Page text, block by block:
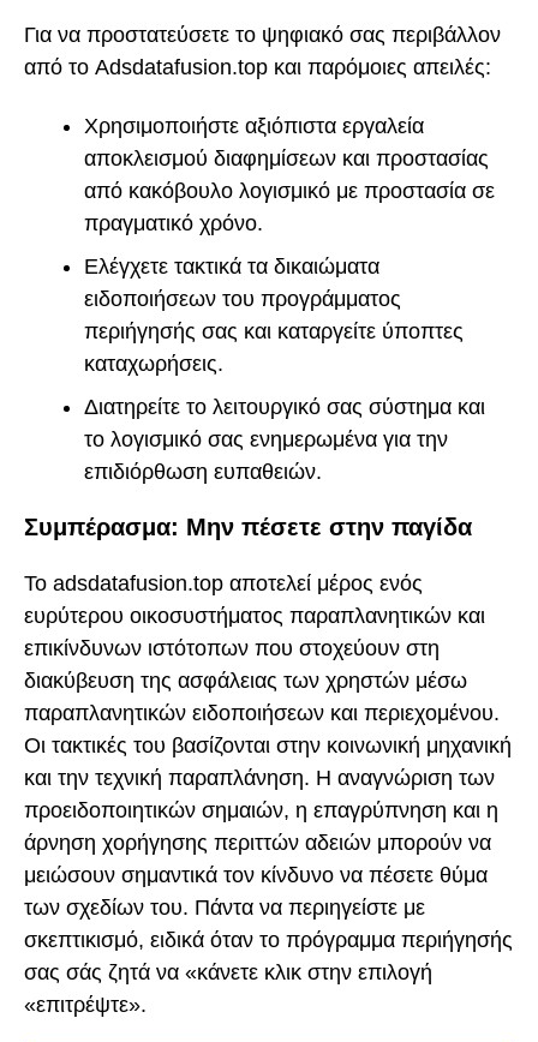
Για να προστατεύσετε το ψηφιακό σας περιβάλλον
από το Adsdatafusion.top και παρόμοιες απειλές:
Χρησιμοποιήστε αξιόπιστα εργαλεία
αποκλεισμού διαφημίσεων και προστασίας
από κακόβουλο λογισμικό με προστασία σε
πραγματικό χρόνο.
Ελέγχετε τακτικά τα δικαιώματα
ειδοποιήσεων του προγράμματος
περιήγησής σας και καταργείτε ύποπτες
καταχωρήσεις.
Διατηρείτε το λειτουργικό σας σύστημα και
το λογισμικό σας ενημερωμένα για την
επιδιόρθωση ευπαθειών.
Συμπέρασμα: Μην πέσετε στην παγίδα
Το adsdatafusion.top αποτελεί μέρος ενός
ευρύτερου οικοσυστήματος παραπλανητικών και
επικίνδυνων ιστότοπων που στοχεύουν στη
διακύβευση της ασφάλειας των χρηστών μέσω
παραπλανητικών ειδοποιήσεων και περιεχομένου.
Οι τακτικές του βασίζονται στην κοινωνική μηχανική
και την τεχνική παραπλάνηση. Η αναγνώριση των
προειδοποιητικών σημαιών, η επαγρύπνηση και η
άρνηση χορήγησης περιττών αδειών μπορούν να
μειώσουν σημαντικά τον κίνδυνο να πέσετε θύμα
των σχεδίων του. Πάντα να περιηγείστε με
σκεπτικισμό, ειδικά όταν το πρόγραμμα περιήγησής
σας σάς ζητά να «κάνετε κλικ στην επιλογή
«επιτρέψτε».